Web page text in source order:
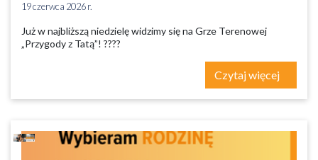
19 czerwca 2026 r.
Już w najbliższą niedzielę widzimy się na Grze Terenowej
„Przygody z Tatą”! ????
Czytaj więcej